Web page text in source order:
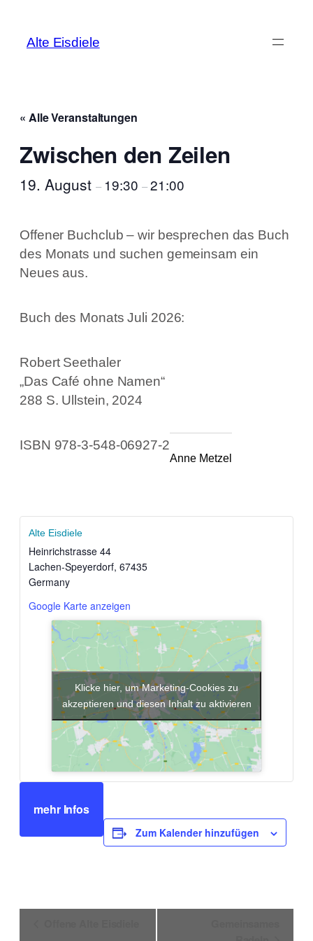
Alte Eisdiele
« Alle Veranstaltungen
Zwischen den Zeilen
19. August – 19:30 –21:00
Offener Buchclub – wir besprechen das Buch
des Monats und suchen gemeinsam ein
Neues aus.
Buch des Monats Juli 2026:
Robert Seethaler
„Das Café ohne Namen“
288 S. Ullstein, 2024
ISBN 978-3-548-06927-2
Anne Metzel
Alte Eisdiele
Heinrichstrasse 44
Lachen-Speyerdorf, 67435
Germany
Google Karte anzeigen
Klicke hier, um Marketing-Cookies zu
akzeptieren und diesen Inhalt zu aktivieren
mehr Infos
Zum Kalender hinzufügen